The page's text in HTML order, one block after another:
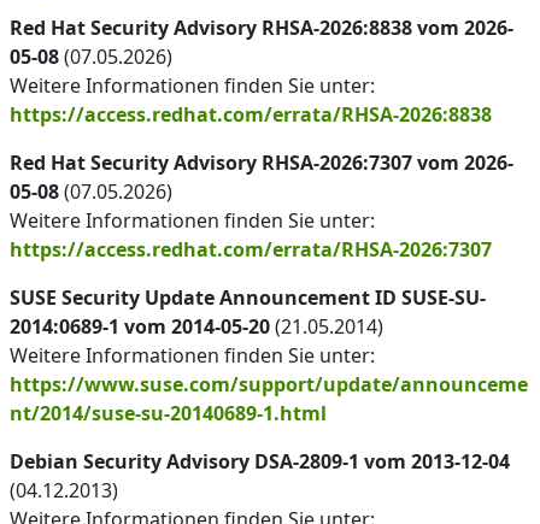
Red Hat Security Advisory RHSA-2026:8838 vom 2026-
05-08(07.05.2026)
Weitere Informationen finden Sie unter:
https://access.redhat.com/errata/RHSA-2026:8838
Red Hat Security Advisory RHSA-2026:7307 vom 2026-
05-08(07.05.2026)
Weitere Informationen finden Sie unter:
https://access.redhat.com/errata/RHSA-2026:7307
SUSE Security Update Announcement ID SUSE-SU-
2014:0689-1 vom 2014-05-20(21.05.2014)
Weitere Informationen finden Sie unter:
https://www.suse.com/support/update/announceme
nt/2014/suse-su-20140689-1.html
Debian Security Advisory DSA-2809-1 vom 2013-12-04
(04.12.2013)